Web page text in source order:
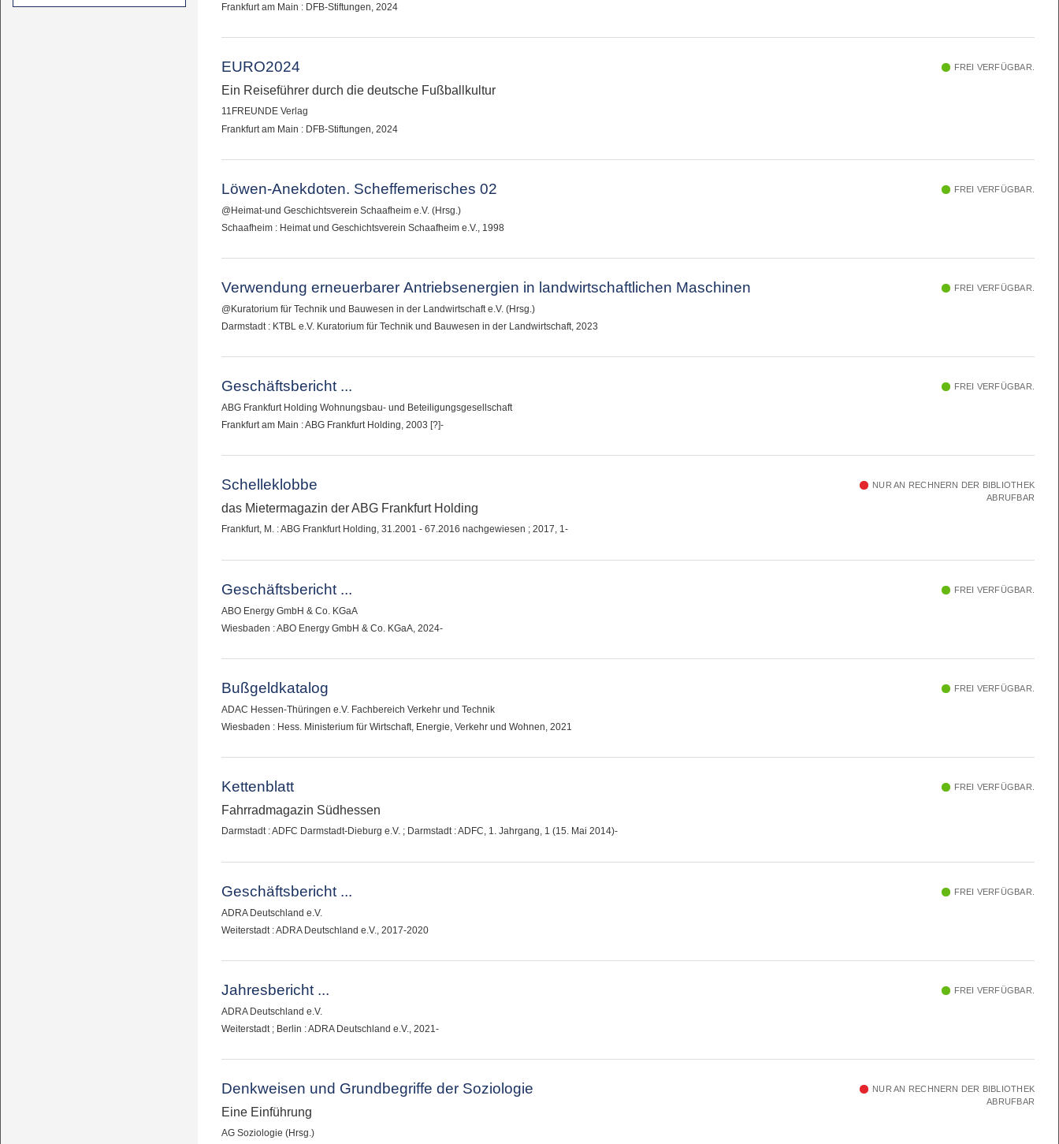
Frankfurt am Main : DFB-Stiftungen, 2024
FREI VERFÜGBAR.
EURO2024
Ein Reiseführer durch die deutsche Fußballkultur
11FREUNDE Verlag
Frankfurt am Main : DFB-Stiftungen, 2024
FREI VERFÜGBAR.
Löwen-Anekdoten. Scheffemerisches 02
@Heimat-und Geschichtsverein Schaafheim e.V. (Hrsg.)
Schaafheim : Heimat und Geschichtsverein Schaafheim e.V., 1998
FREI VERFÜGBAR.
Verwendung erneuerbarer Antriebsenergien in landwirtschaftlichen Maschinen
@Kuratorium für Technik und Bauwesen in der Landwirtschaft e.V. (Hrsg.)
Darmstadt : KTBL e.V. Kuratorium für Technik und Bauwesen in der Landwirtschaft, 2023
FREI VERFÜGBAR.
Geschäftsbericht ...
ABG Frankfurt Holding Wohnungsbau- und Beteiligungsgesellschaft
Frankfurt am Main : ABG Frankfurt Holding, 2003 [?]-
NUR AN RECHNERN DER BIBLIOTHEK
ABRUFBAR
Schelleklobbe
das Mietermagazin der ABG Frankfurt Holding
Frankfurt, M. : ABG Frankfurt Holding, 31.2001 - 67.2016 nachgewiesen ; 2017, 1-
FREI VERFÜGBAR.
Geschäftsbericht ...
ABO Energy GmbH & Co. KGaA
Wiesbaden : ABO Energy GmbH & Co. KGaA, 2024-
FREI VERFÜGBAR.
Bußgeldkatalog
ADAC Hessen-Thüringen e.V. Fachbereich Verkehr und Technik
Wiesbaden : Hess. Ministerium für Wirtschaft, Energie, Verkehr und Wohnen, 2021
FREI VERFÜGBAR.
Kettenblatt
Fahrradmagazin Südhessen
Darmstadt : ADFC Darmstadt-Dieburg e.V. ; Darmstadt : ADFC, 1. Jahrgang, 1 (15. Mai 2014)-
FREI VERFÜGBAR.
Geschäftsbericht ...
ADRA Deutschland e.V.
Weiterstadt : ADRA Deutschland e.V., 2017-2020
FREI VERFÜGBAR.
Jahresbericht ...
ADRA Deutschland e.V.
Weiterstadt ; Berlin : ADRA Deutschland e.V., 2021-
NUR AN RECHNERN DER BIBLIOTHEK
ABRUFBAR
Denkweisen und Grundbegriffe der Soziologie
Eine Einführung
AG Soziologie (Hrsg.)